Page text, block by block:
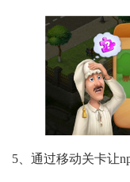
5、通过移动关卡让